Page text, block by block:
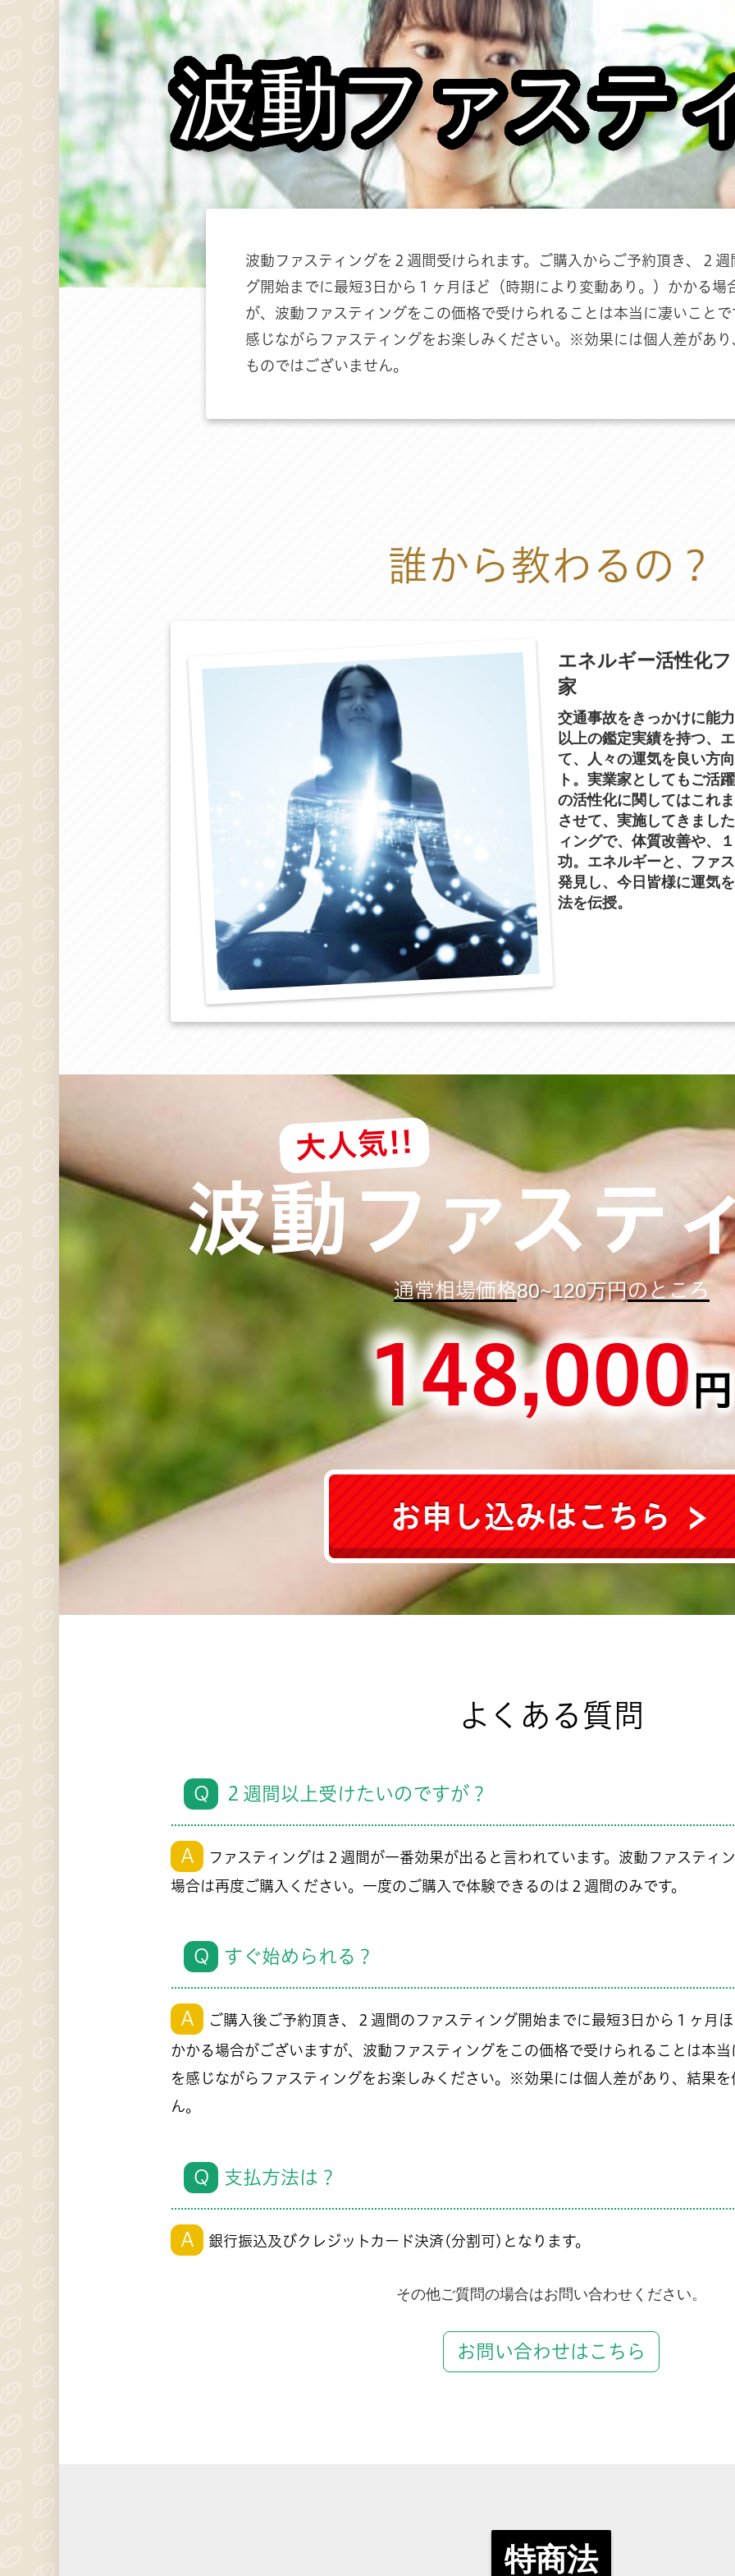
波動ファステ
波動ファスティングを２週間受けられます。ご購入からご予約頂き、２
グ開始までに最短3日から１ヶ月ほど（時期により変動あり。）かかる場
が、波動ファスティングをこの価格で受けられることは本当に凄いこと
感じながらファスティングをお楽しみください。※効果には個人差があ
ものではございません。
誰から教わるの？
エネルギー活性化
家
交通事故をきっかけに能
以上の鑑定実績を持つ、
て、人々の運気を良い方
ト。実業家としてもご活
の活性化に関してはこれ
させて、実施してきまし
ィングで、体質改善や、
功。エネルギーと、ファ
発見し、今日皆様に運気
法を伝授。
大人気!!
波動ファステ
通常相場価格80~120万円のところ
148,000円
お申し込みはこちら
よくある質問
Q ２週間以上受けたいのですが？
A
ファスティングは２週間が一番効果が出ると言われています。波動ファスティ
場合は再度ご購入ください。一度のご購入で体験できるのは２週間のみです。
Q すぐ始められる？
A
ご購入後ご予約頂き、２週間のファスティング開始までに最短3日から１ヶ月
かかる場合がございますが、波動ファスティングをこの価格で受けられることは本
を感じながらファスティングをお楽しみください。※効果には個人差があり、結果
ん。
Q 支払方法は？
A 銀行振込及びクレジットカード決済(分割可)となります。
その他ご質問の場合はお問い合わせください。
お問い合わせはこちら
特商法